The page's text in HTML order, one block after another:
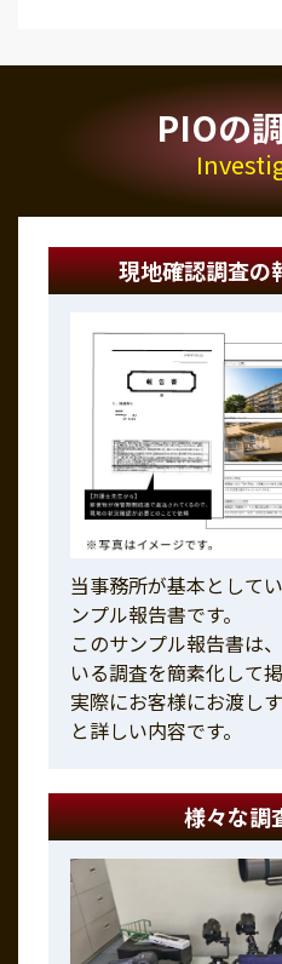
PIOの
現地確認調査の
当事務所が基本として
ンプル報告書です。
このサンプル報告書は
いる調査を簡素化して
実際にお客様にお渡し
と詳しい内容です。
様々な調